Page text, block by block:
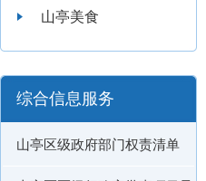
山亭美食
综合信息服务
山亭区级政府部门权责清单